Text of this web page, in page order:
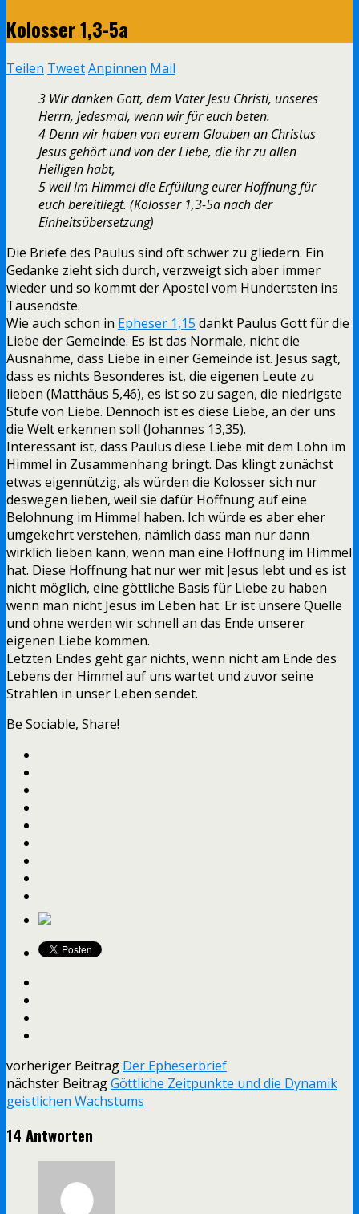
Kolosser 1,3-5a
Teilen TweetAnpinnen Mail
3 Wir danken Gott, dem Vater Jesu Christi, unseres
Herrn, jedesmal, wenn wir für euch beten.
4 Denn wir haben von eurem Glauben an Christus
Jesus gehört und von der Liebe, die ihr zu allen
Heiligen habt,
5 weil im Himmel die Erfüllung eurer Hoffnung für
euch bereitliegt. (Kolosser 1,3-5a nach der
Einheitsübersetzung)
Die Briefe des Paulus sind oft schwer zu gliedern. Ein
Gedanke zieht sich durch, verzweigt sich aber immer
wieder und so kommt der Apostel vom Hundertsten ins
Tausendste.
Wie auch schon in Epheser 1,15 dankt Paulus Gott für die
Liebe der Gemeinde. Es ist das Normale, nicht die
Ausnahme, dass Liebe in einer Gemeinde ist. Jesus sagt,
dass es nichts Besonderes ist, die eigenen Leute zu
lieben (Matthäus 5,46), es ist so zu sagen, die niedrigste
Stufe von Liebe. Dennoch ist es diese Liebe, an der uns
die Welt erkennen soll (Johannes 13,35).
Interessant ist, dass Paulus diese Liebe mit dem Lohn im
Himmel in Zusammenhang bringt. Das klingt zunächst
etwas eigennützig, als würden die Kolosser sich nur
deswegen lieben, weil sie dafür Hoffnung auf eine
Belohnung im Himmel haben. Ich würde es aber eher
umgekehrt verstehen, nämlich dass man nur dann
wirklich lieben kann, wenn man eine Hoffnung im Himmel
hat. Diese Hoffnung hat nur wer mit Jesus lebt und es ist
nicht möglich, eine göttliche Basis für Liebe zu haben
wenn man nicht Jesus im Leben hat. Er ist unsere Quelle
und ohne werden wir schnell an das Ende unserer
eigenen Liebe kommen.
Letzten Endes geht gar nichts, wenn nicht am Ende des
Lebens der Himmel auf uns wartet und zuvor seine
Strahlen in unser Leben sendet.
Be Sociable, Share!
vorheriger Beitrag Der Epheserbrief
nächster BeitragGöttliche Zeitpunkte und die Dynamik
geistlichen Wachstums
14 Antworten